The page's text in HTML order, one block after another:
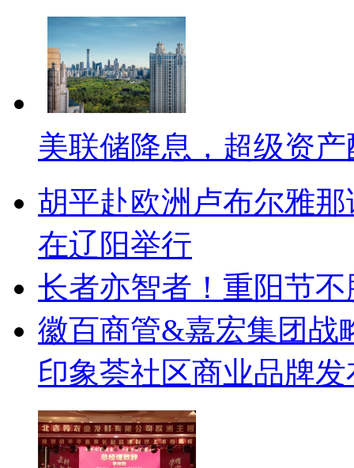
美联储降息，超级资
胡平赴欧洲卢布尔雅
在辽阳举行
长者亦智者！重阳节
徽百商管&嘉宏集团战
印象荟社区商业品牌